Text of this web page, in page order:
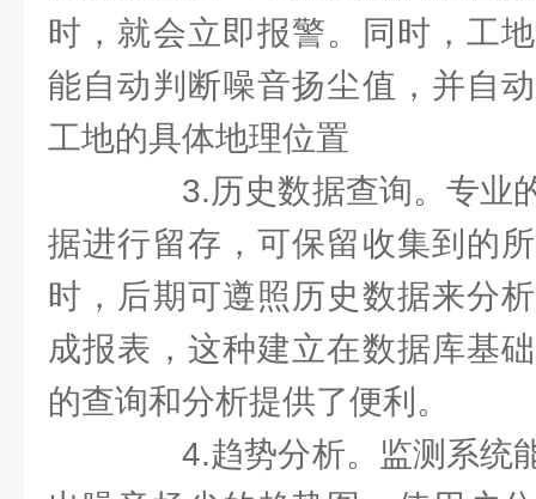
时，就会立即报警。同时，工
能自动判断噪音扬尘值，并自
工地的具体地理位置
3.历史数据查询。专业
据进行留存，可保留收集到的
时，后期可遵照历史数据来分
成报表，这种建立在数据库基
的查询和分析提供了便利。
4.趋势分析。监测系统